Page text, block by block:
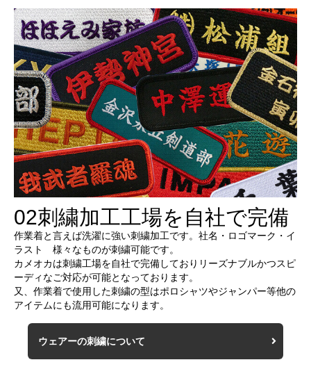
02刺繍加工工場を自社で完備
作業着と言えば洗濯に強い刺繍加工です。社名・ロゴマーク・イ
ラスト 様々なものが刺繍可能です。
カメオカは刺繍工場を自社で完備しておりリーズナブルかつスピ
ーディなご対応が可能となっております。
又、作業着で使用した刺繍の型はポロシャツやジャンパー等他の
アイテムにも流用可能になります。
ウェアーの刺繍について